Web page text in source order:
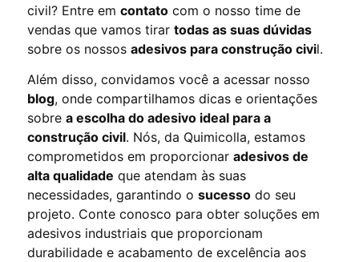
civil? Entre em contato com o nosso time de
vendas que vamos tirar todas as suas dúvidas
sobre os nossos adesivos para construção civil.
Além disso, convidamos você a acessar nosso
blog, onde compartilhamos dicas e orientações
sobre a escolha do adesivo ideal para a
construção civil. Nós, da Quimicolla, estamos
comprometidos em proporcionar adesivos de
alta qualidade que atendam às suas
necessidades, garantindo o sucesso do seu
projeto. Conte conosco para obter soluções em
adesivos industriais que proporcionam
durabilidade e acabamento de excelência aos